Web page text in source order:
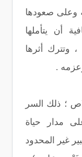
وعلى صعودها
أن يتأملها
وتترك أثرها
.
؛ ذلك السر
مدار حياة
غير المحدود